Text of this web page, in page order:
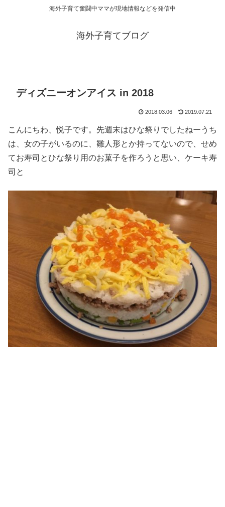
海外子育て奮闘中ママが現地情報などを発信中
海外子育てブログ
ディズニーオンアイス in 2018
2018.03.06 2019.07.21
こんにちわ、悦子です。先週末はひな祭りでしたねーうち
は、女の子がいるのに、雛人形とか持ってないので、せめ
てお寿司とひな祭り用のお菓子を作ろうと思い、ケーキ寿
司と